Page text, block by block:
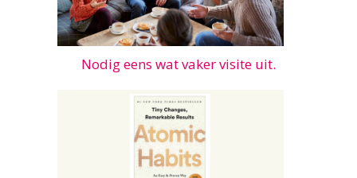
Nodig eens wat vaker visite uit.